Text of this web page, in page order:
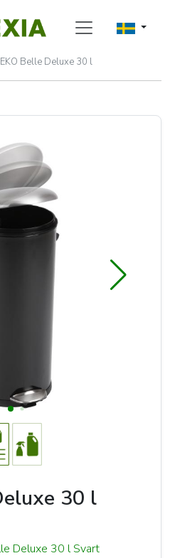
EKO Belle Deluxe 30 l
30 l
30 l
Deluxe 30 l Svart